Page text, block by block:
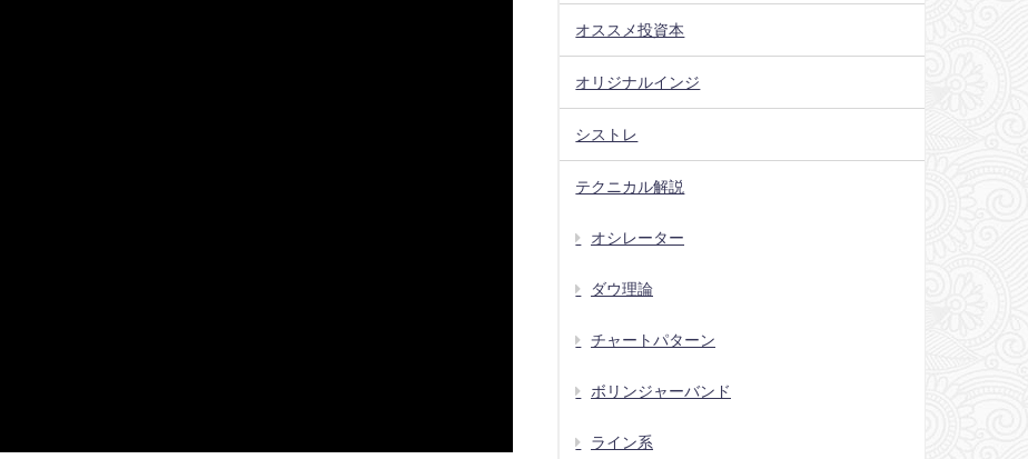
オススメ投資本
オリジナルインジ
シストレ
テクニカル解説
オシレーター
ダウ理論
チャートパターン
ボリンジャーバンド
ライン系